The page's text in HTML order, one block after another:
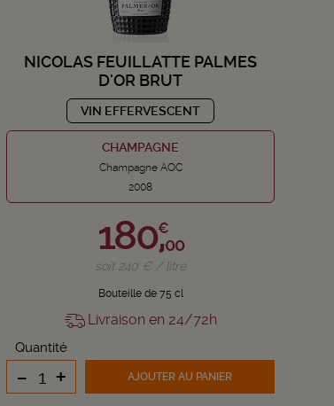
NICOLAS FEUILLATTE PALMES
D'OR BRUT
VIN EFFERVESCENT
CHAMPAGNE
Champagne AOC
2008
180,€
00
soit 240 € / litre
Bouteille de 75 cl
Livraison en 24/72h
Quantité
- + AJOUTERAU PANIER